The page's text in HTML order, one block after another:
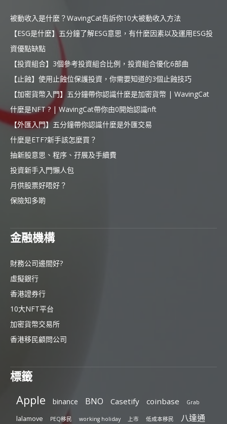
被動收入是什麼？WavingCat告訴你10大被動收入方法
【ESG是什麼】五分鐘了解ESG意思，有什麼因素以及運用ESG投
資優點缺點
【投資組合】3個參考投資組合比例，投資組合優化6部曲
【止蝕】使用止蝕位保護投資，你需要知道的3個止蝕技巧
【加密貨幣入門】五分鐘帶你認識什麼是加密貨幣 | WavingCat
什麼是NFT ? | WavingCat帶你由0開始認識nft
【外匯入門】五分鐘帶你認識什麼是外匯交易
什麼是ETF?新手該怎麼買？
抽新股意思、程序、孖展及手續費
投資新手入門懶人包
月供股票好唔好？
保險知多啲
金融機構
財務公司邊間好?
虛擬銀行
香港證券行
10大NFT平台
加密貨幣交易所
香港移民顧問公司
標籤
Apple binance BNO Casetify coinbase Grab
lalamove PEQ移民 working holiday 上市 低成本移民 八達通